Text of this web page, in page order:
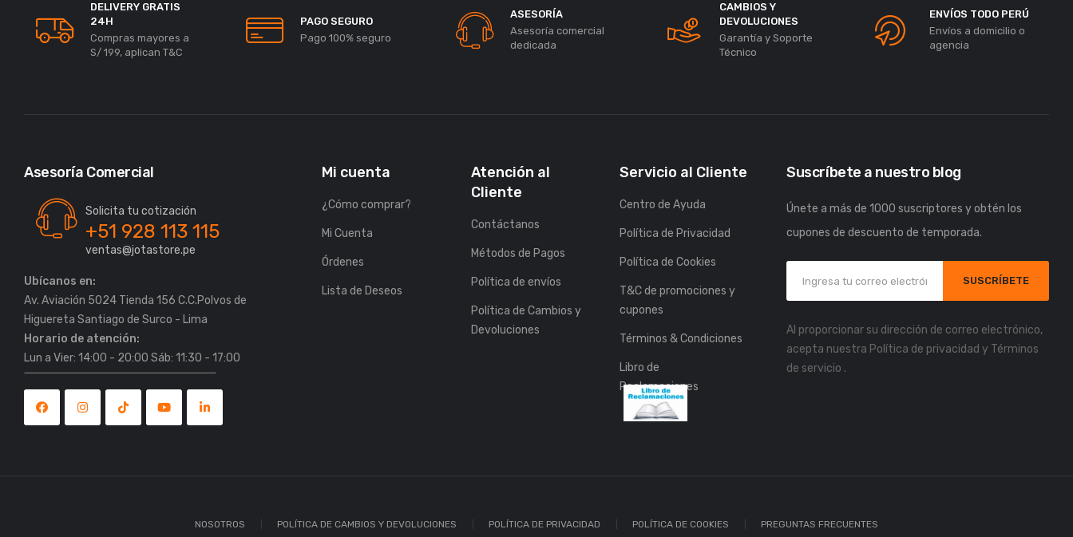
DELIVERY GRATIS
24H
Compras mayores a
S/ 199, aplican T&C
PAGO SEGURO
Pago 100% seguro
ASESORÍA
Asesoría comercial
dedicada
CAMBIOS Y
DEVOLUCIONES
Garantía y Soporte
Técnico
ENVÍOS TODO PERÚ
Envíos a domicilio o
agencia
Asesoría Comercial
Solicita tu cotización
+51 928 113 115
ventas@jotastore.pe
Ubícanos en:
Av. Aviación 5024 Tienda 156 C.C.Polvos de
Horario de atención:
Lun a Vier: 14:00 - 20:00 Sáb: 11:30 - 17:00
Mi cuenta
¿Cómo comprar?
Mi Cuenta
Órdenes
Lista de Deseos
Atención al
Cliente
Contáctanos
Métodos de Pagos
Política de envíos
Política de Cambios y
Devoluciones
Servicio al Cliente
Centro de Ayuda
Política de Privacidad
Política de Cookies
T&C de promociones y
cupones
Términos & Condiciones
Libro de
Reclamaciones
Suscríbete a nuestro blog
Únete a más de 1000 suscriptores y obtén los
cupones de descuento de temporada.
SUSCRÍBETE
Al proporcionar su dirección de correo electrónico,
acepta nuestra Política de privacidad y Términos
de servicio .
NOSOTROS POLÍTICA DE CAMBIOS Y DEVOLUCIONES POLÍTICA DE PRIVACIDAD POLÍTICA DE COOKIES PREGUNTAS FRECUENTES